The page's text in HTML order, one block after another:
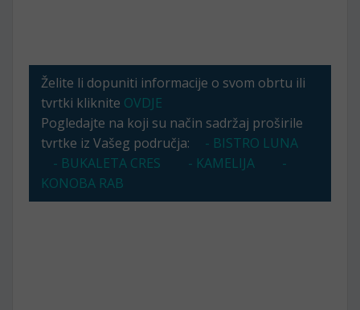
Želite li dopuniti informacije o svom obrtu ili
tvrtki kliknite OVDJE
Pogledajte na koji su način sadržaj proširile
tvrtke iz Vašeg područja:
- BISTRO LUNA
- BUKALETA CRES
- KAMELIJA
-
KONOBA RAB